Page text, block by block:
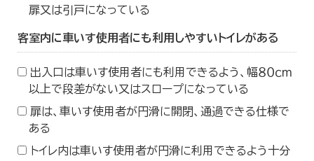
扉又は引戸になっている
客室内に車いす使用者にも利用しやすいトイレがある
出入口は車いす使用者にも利用できるよう、幅８０ｃｍ
以上で段差がない又はスロープになっている
扉は、車いす使用者が円滑に開閉、通過できる仕様で
ある
トイレ内は車いす使用者が円滑に利用できるよう十分